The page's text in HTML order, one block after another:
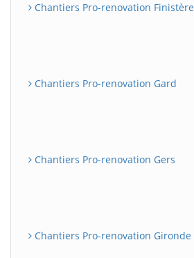
Chantiers Pro-renovation Finistère
Chantiers Pro-renovation Gard
Chantiers Pro-renovation Gers
Chantiers Pro-renovation Gironde